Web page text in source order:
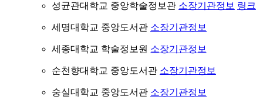
성균관대학교 중앙학술정보관 소장기관정보 링크
세명대학교 중앙도서관 소장기관정보
세종대학교 학술정보원 소장기관정보
순천향대학교 중앙도서관 소장기관정보
숭실대학교 중앙도서관 소장기관정보